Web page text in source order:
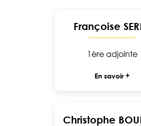
Françoise
1ère adjointe
En savoir +
Christophe